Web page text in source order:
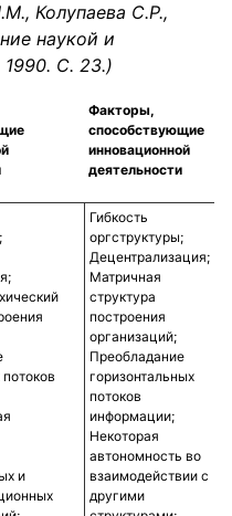
Колупаева С.Р.,
наукой и
С. 23.)
Факторы,
способствующие
инновационной
деятельности
и
Гибкость
оргструктуры;
Децентрализация;
Матричная
структура
построения
организаций;
Преобладание
горизонтальных
потоков
информации;
Некоторая
автономность во
взаимодействии с
другими